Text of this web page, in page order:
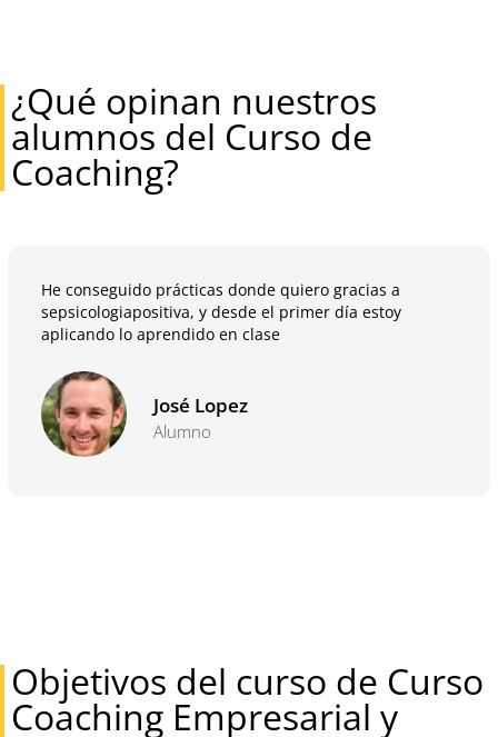
¿Qué opinan nuestros
alumnos del Curso de
Coaching?
He conseguido prácticas donde quiero gracias a
sepsicologiapositiva, y desde el primer día estoy
aplicando lo aprendido en clase
José Lopez
Alumno
Objetivos del curso de Curso
Coaching Empresarial y